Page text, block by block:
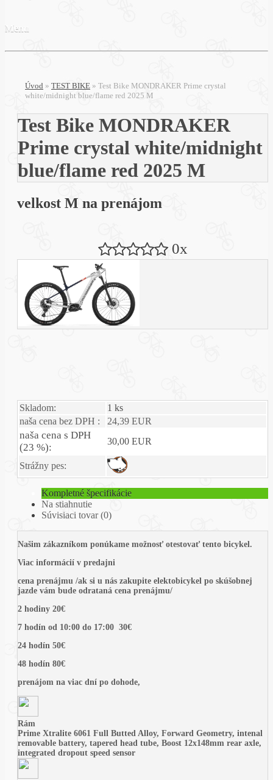
Menu
Úvod » TEST BIKE » Test Bike MONDRAKER Prime crystal
white/midnight blue/flame red 2025 M
Test Bike MONDRAKER
Prime crystal white/midnight
blue/flame red 2025 M
velkost M na prenájom
0x
Skladom:
1 ks
naša cena bez DPH :
24,39 EUR
naša cena s DPH
(23 %):
30,00 EUR
Strážny pes:
Kompletné špecifikácie
Na stiahnutie
Súvisiaci tovar (0)
Našim zákazníkom ponúkame možnosť otestovať tento bicykel.
Viac informácií v predajni
cena prenájmu /ak si u nás zakupite elektobicykel po skúšobnej
jazde vám bude odrataná cena prenájmu/
2 hodiny 20€
7 hodín od 10:00 do 17:00 30€
24 hodín 50€
48 hodín 80€
prenájom na viac dní po dohode,
Rám
Prime Xtralite 6061 Full Butted Alloy, Forward Geometry, intenal
removable battery, tapered head tube, Boost 12x148mm rear axle,
integrated dropout speed sensor